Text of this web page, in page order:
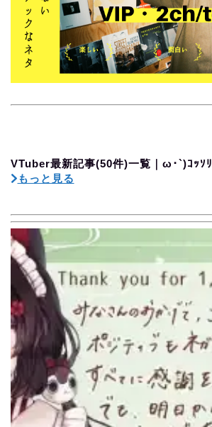
VTuber最新記事(50件)一覧｜ω･`)ｺｯｿﾘ
もっと見る